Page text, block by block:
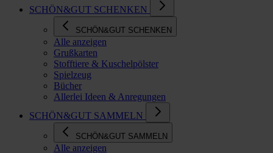
SCHÖN&GUT SCHENKEN
SCHÖN&GUT SCHENKEN
Alle anzeigen
Grußkarten
Stofftiere & Kuschelpölster
Spielzeug
Bücher
Allerlei Ideen & Anregungen
SCHÖN&GUT SAMMELN
SCHÖN&GUT SAMMELN
Alle anzeigen